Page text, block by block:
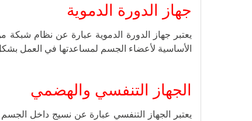
جهاز الدورة الدموية
يعتبر جهاز الدورة الدموية عبارة عن نظام شبكة
الأساسية لأعضاء الجسم لمساعدتها في العمل
الجهاز التنفسي والهضمي
يعتبر الجهاز التنفسي عبارة عن نسيج داخل الجسم